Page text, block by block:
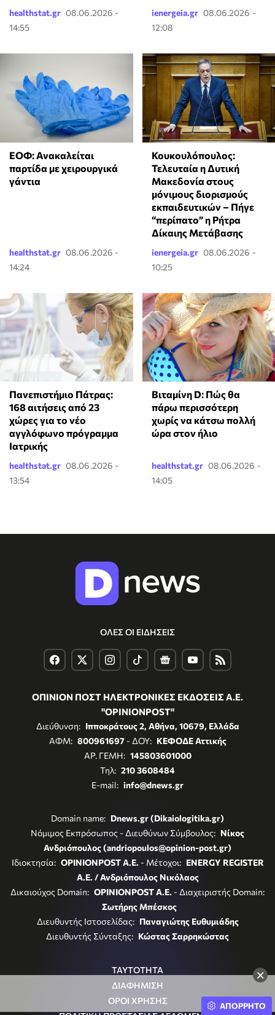
×
healthstat.gr 08.06.2026 -
14:55
ienergeia.gr 08.06.2026 -
12:08
ΕΟΦ: Ανακαλείται
παρτίδα με χειρουργικά
γάντια
healthstat.gr 08.06.2026 -
14:24
Κουκουλόπουλος:
Τελευταία η Δυτική
Μακεδονία στους
μόνιμους διορισμούς
εκπαιδευτικών – Πήγε
“περίπατο” η Ρήτρα
Δίκαιης Μετάβασης
ienergeia.gr 08.06.2026 -
10:25
Πανεπιστήμιο Πάτρας:
168 αιτήσεις από 23
χώρες για το νέο
αγγλόφωνο πρόγραμμα
Ιατρικής
healthstat.gr 08.06.2026 -
13:54
Βιταμίνη D: Πώς θα
πάρω περισσότερη
χωρίς να κάτσω πολλή
ώρα στον ήλιο
healthstat.gr 08.06.2026 -
14:05
ΟΛΕΣ ΟΙ ΕΙΔΗΣΕΙΣ
ΟΠΙΝΙΟΝ ΠΟΣΤ ΗΛΕΚΤΡΟΝΙΚΕΣ ΕΚΔΟΣΕΙΣ Α.Ε.
"OPINIONPOST"
Διεύθυνση: Ιπποκράτους 2, Αθήνα, 10679, Ελλάδα
ΑΦΜ: 800961697- ΔΟΥ: ΚΕΦΟΔΕ Αττικής
ΑΡ. ΓΕΜΗ: 145803601000
Τηλ: 210 3608484
E-mail: info@dnews.gr
Domain name: Dnews.gr (Dikaiologitika.gr)
Νόμιμος Εκπρόσωπος - Διευθύνων Σύμβουλος: Νίκος
Ανδριόπουλος (andriopoulos@opinion-post.gr)
Ιδιοκτησία: OPINIONPOST A.E. - Μέτοχοι: ENERGY REGISTER
Α.Ε. / Ανδριόπουλος Νικόλαος
Δικαιούχος Domain: OPINIONPOST A.E. - Διαχειριστής Domain:
Σωτήρης Μπέσκος
Διευθυντής Ιστοσελίδας: Παναγιώτης Ευθυμιάδης
Διευθυντής Σύνταξης: Κώστας Σαρρηκώστας
ΤΑΥΤΟΤΗΤΑ
ΔΙΑΦΗΜΙΣΗ
ΟΡΟΙ ΧΡΗΣΗΣ
ΑΠΟΡΡΗΤΟ